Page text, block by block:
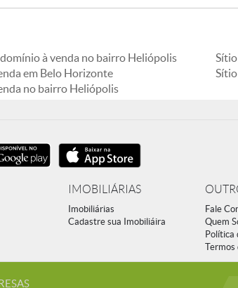
à venda no bairro Heliópolis
em Belo Horizonte
no bairro Heliópolis
IMOBILIÁRIAS
Imobiliárias
Cadastre sua Imobiliáira
Fale
Quem
Política
Termos